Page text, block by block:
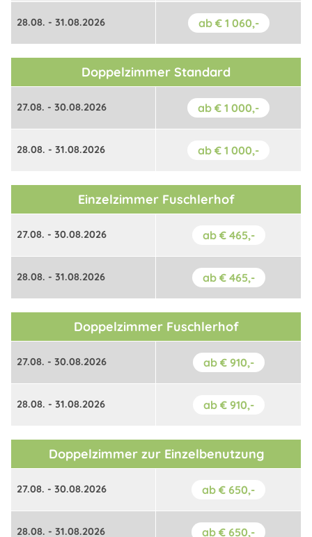
28.08. - 31.08.2026 ab € 1 060,-
Doppelzimmer Standard
27.08. - 30.08.2026 ab € 1 000,-
28.08. - 31.08.2026 ab € 1 000,-
Einzelzimmer Fuschlerhof
27.08. - 30.08.2026 ab € 465,-
28.08. - 31.08.2026 ab € 465,-
Doppelzimmer Fuschlerhof
27.08. - 30.08.2026 ab € 910,-
28.08. - 31.08.2026 ab € 910,-
Doppelzimmer zur Einzelbenutzung
27.08. - 30.08.2026 ab € 650,-
28.08. - 31.08.2026 ab € 650,-